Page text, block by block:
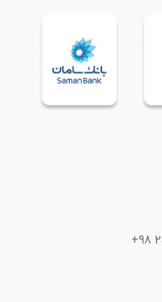
+98